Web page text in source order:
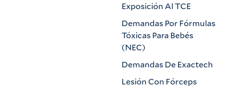
Exposición Al TCE
Demandas Por Fórmulas
Tóxicas Para Bebés
(NEC)
Demandas De Exactech
Lesión Con Fórceps